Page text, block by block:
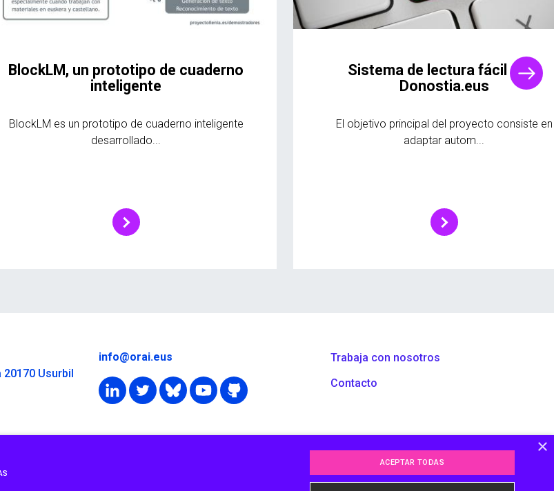
BlockLM, un prototipo de cuaderno
inteligente
BlockLM es un prototipo de cuaderno inteligente
desarrollado...
Sistema de lectura fácil para
Donostia.eus
El objetivo principal del proyecto consiste en
adaptar autom...
20170 Usurbil
info@orai.eus
Trabaja con nosotros
Contacto
×
ACEPTAR TODAS